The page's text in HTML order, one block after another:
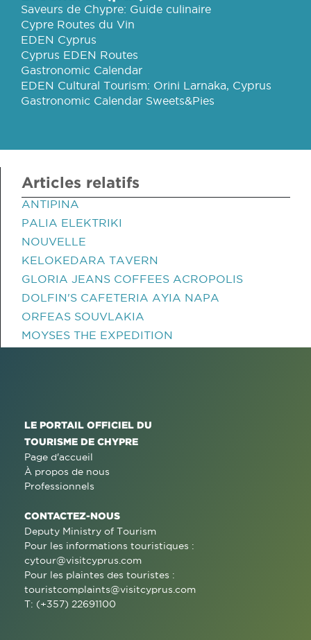
Saveurs de Chypre: Guide culinaire
Cypre Routes du Vin
EDEN Cyprus
Cyprus EDEN Routes
Gastronomic Calendar
EDEN Cultural Tourism: Orini Larnaka, Cyprus
Gastronomic Calendar Sweets&Pies
Articles relatifs
ANTIPINA
PALIA ELEKTRIKI
NOUVELLE
KELOKEDARA TAVERN
GLORIA JEANS COFFEES ACROPOLIS
DOLFIN'S CAFETERIA AYIA NAPA
ORFEAS SOUVLAKIA
MOYSES THE EXPEDITION
LE PORTAIL OFFICIEL DU
TOURISME DE CHYPRE
Page d'accueil
À propos de nous
Professionnels
CONTACTEZ-NOUS
Deputy Ministry of Tourism
Pour les informations touristiques :
cytour@visitcyprus.com
Pour les plaintes des touristes :
touristcomplaints@visitcyprus.com
T: (+357) 22691100